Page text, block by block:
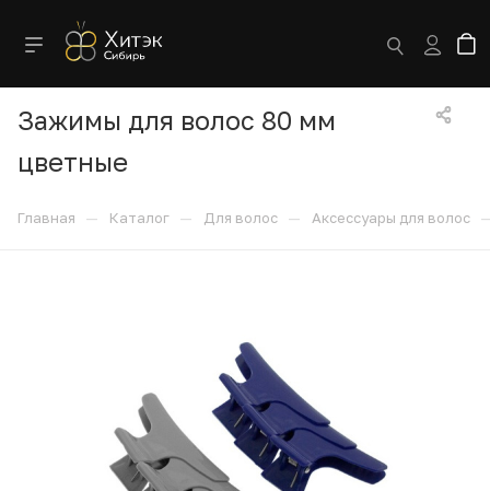
Зажимы для волос 80 мм
цветные
Главная — Каталог — Для волос — Аксессуары для волос